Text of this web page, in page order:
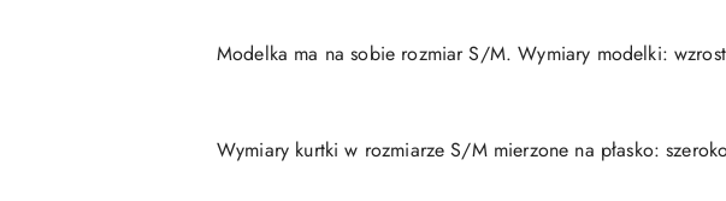
Modelka ma na sobie rozmiar S/M. Wymiary modelki:
Wymiary kurtki w rozmiarze S/M mierzone na płasko: